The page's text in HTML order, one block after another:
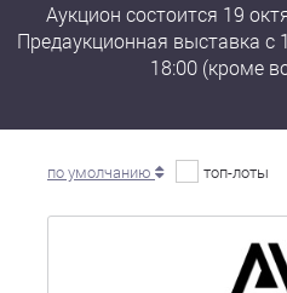
Аукцион состоится 19
Предаукционная выставка с
18:00 (кроме
по умолчанию топ-лоты